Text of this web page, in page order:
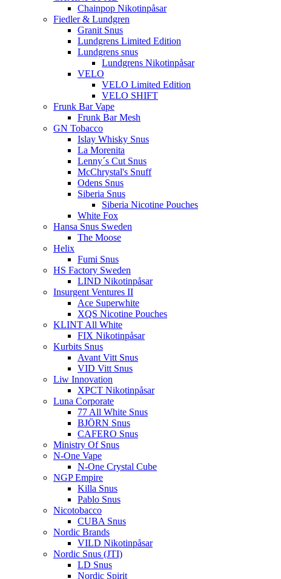
Chainpop Nikotinpåsar
Fiedler & Lundgren
Granit Snus
Lundgrens Limited Edition
Lundgrens snus
Lundgrens Nikotinpåsar
VELO
VELO Limited Edition
VELO SHIFT
Frunk Bar Vape
Frunk Bar Mesh
GN Tobacco
Islay Whisky Snus
La Morenita
Lenny´s Cut Snus
McChrystal's Snuff
Odens Snus
Siberia Snus
Siberia Nicotine Pouches
White Fox
Hansa Snus Sweden
The Moose
Helix
Fumi Snus
HS Factory Sweden
LIND Nikotinpåsar
Insurgent Ventures II
Ace Superwhite
XQS Nicotine Pouches
KLINT All White
FIX Nikotinpåsar
Kurbits Snus
Avant Vitt Snus
VID Vitt Snus
Liw Innovation
XPCT Nikotinpåsar
Luna Corporate
77 All White Snus
BJÖRN Snus
CAFERO Snus
Ministry Of Snus
N-One Vape
N-One Crystal Cube
NGP Empire
Killa Snus
Pablo Snus
Nicotobacco
CUBA Snus
Nordic Brands
VILD Nikotinpåsar
Nordic Snus (JTI)
LD Snus
Nordic Spirit